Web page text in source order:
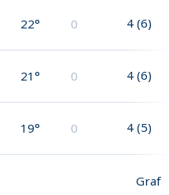
22° 0 4 (6)
21° 0 4 (6)
19° 0 4 (5)
Graf